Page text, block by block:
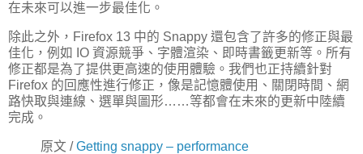
在未來可以進一步最佳化。
除此之外，Firefox 13 中的 Snappy 還包含了許多的修正與最
佳化，例如 IO 資源競爭、字體渲染、即時書籤更新等。所有
修正都是為了提供更高速的使用體驗。我們也正持續針對
Firefox 的回應性進行修正，像是記憶體使用、關閉時間、網
路快取與連線、選單與圖形……等都會在未來的更新中陸續
完成。
原文 /Getting snappy – performance